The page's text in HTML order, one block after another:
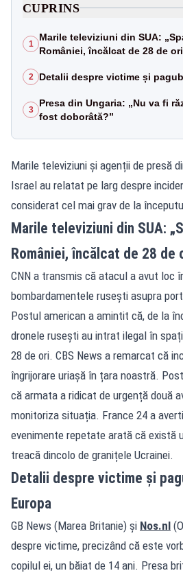
CUPRINS
1
Marile televiziuni din SUA:
României, încălcat de 28 de
2 Detalii despre victime și
3
Presa din Ungaria: „Nu va fi
fost doborâtă?”
Marile televiziuni și agenții de presă
Israel au relatat pe larg despre
considerat cel mai grav de la
Marile televiziuni din SUA:
României, încălcat de 28 de
CNN a transmis că atacul a avut loc
bombardamentele rusești asupra
Postul american a amintit că, de la
dronele rusești au intrat ilegal în
28 de ori. CBS News a remarcat că
îngrijorare uriașă în țara noastră.
că armata a ridicat de urgență două
monitoriza situația. France 24 a
evenimente repetate arată că există
treacă dincolo de granițele Ucrainei.
Detalii despre victime și
Europa
GB News (Marea Britanie) și Nos.nl
despre victime, precizând că este
copilul ei, un băiat de 14 ani. Presa